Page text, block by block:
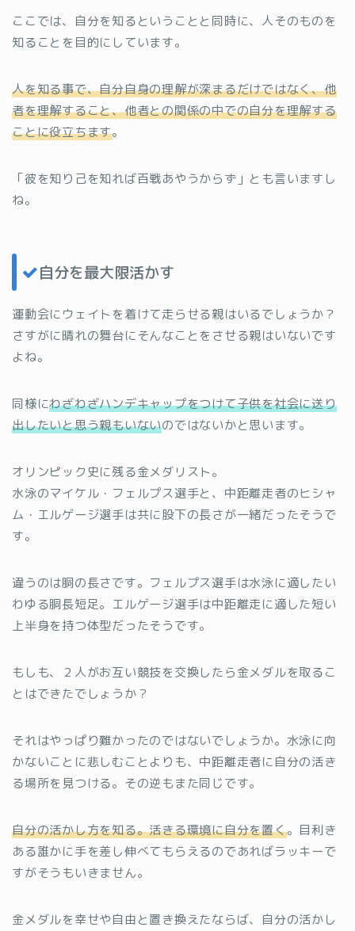
ここでは、自分を知るということと同時に、人そのものを
知ることを目的にしています。
人を知る事で、自分自身の理解が深まるだけではなく、他
者を理解すること、他者との関係の中での自分を理解する
ことに役立ちます。
「彼を知り己を知れば百戦あやうからず」とも言いますし
ね。
自分を最大限活かす
運動会にウェイトを着けて走らせる親はいるでしょうか？
さすがに晴れの舞台にそんなことをさせる親はいないです
よね。
同様にわざわざハンデキャップをつけて子供を社会に送り
出したいと思う親もいないのではないかと思います。
オリンピック史に残る金メダリスト。
水泳のマイケル・フェルプス選手と、中距離走者のヒシャ
ム・エルゲージ選手は共に股下の長さが一緒だったそうで
す。
違うのは胴の長さです。フェルプス選手は水泳に適したい
わゆる胴長短足。エルゲージ選手は中距離走に適した短い
上半身を持つ体型だったそうです。
もしも、２人がお互い競技を交換したら金メダルを取るこ
とはできたでしょうか？
それはやっぱり難かったのではないでしょうか。水泳に向
かないことに悲しむことよりも、中距離走者に自分の活き
る場所を見つける。その逆もまた同じです。
自分の活かし方を知る。活きる環境に自分を置く。目利き
ある誰かに手を差し伸べてもらえるのであればラッキーで
すがそうもいきません。
金メダルを幸せや自由と置き換えたならば、自分の活かし